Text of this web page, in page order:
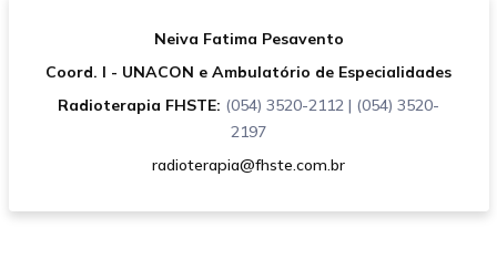
Neiva Fatima Pesavento
Coord. I - UNACON e Ambulatório de Especialidades
Radioterapia FHSTE: (054) 3520-2112 | (054) 3520-
2197
radioterapia@fhste.com.br